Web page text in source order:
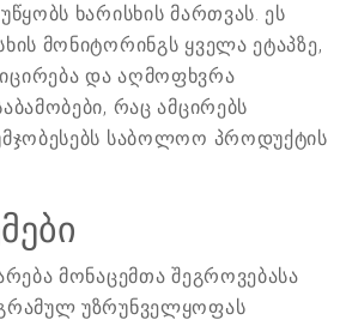
ხარისხის მართვას. ეს
მონიტორინგს ყველა ეტაპზე,
და აღმოფხვრა
რაც ამცირებს
საბოლოო პროდუქტის
მონაცემთა შეგროვებასა
უზრუნველყოფას